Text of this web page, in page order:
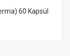
60 Kapsül